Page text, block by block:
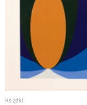
Książki